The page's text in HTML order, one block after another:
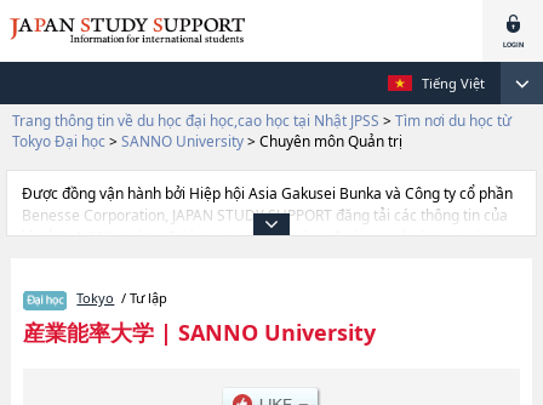
Tiếng Việt
Trang thông tin về du học đại học,cao học tại Nhật JPSS > Tìm nơi du học từ
Tokyo Đại học > SANNO University> Chuyên môn Quản trị
Được đồng vận hành bởi Hiệp hội Asia Gakusei Bunka và Công ty cổ phần
Benesse Corporation, JAPAN STUDY SUPPORT đăng tải các thông tin của
khoảng 1.300 trường đại học, cao học, trường đại học ngắn hạn, trường
cần thiết dành cho du học sinh, như là về các Ngành Chuyên môn Quản trị
, thông tin về từng ngành học, thông tin liên quan đến thi tuyển như số
lượng tuyển sinh, số lượng trúng tuyển, cở sở trang thiết bị, hướng dẫn địa
Tokyo / Tư lập
産業能率大学| SANNO University